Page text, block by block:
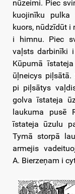
nūzeimi. Piec
kuojinīku pulka
kuors, nūdzīdūt i
i himnu. Piec
vaļsts darbinīki
Kūpumā
ūļneicys piļsātā.
pi piļsātys
golva īstateja
laukuma pusē
īstateja ūzulu
Tymā storpā
armejis
A. Bierzeņam i